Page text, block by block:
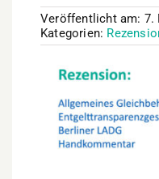
Veröffentlicht am: 7.
Kategorien: